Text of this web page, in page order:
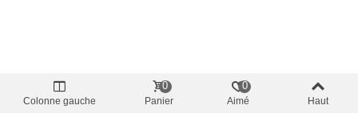
Colonne gauche Panier
0
Aimé
0
Haut